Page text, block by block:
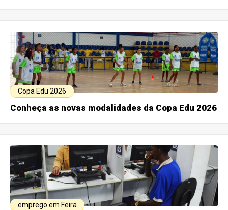
Copa Edu 2026
Conheça as novas modalidades da Copa Edu 2026
emprego em Feira